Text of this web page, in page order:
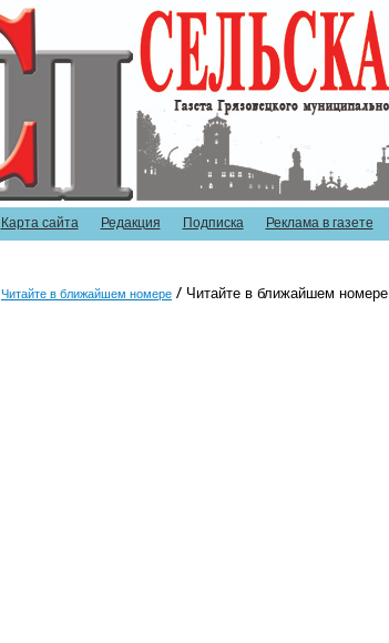
Карта сайта Редакция Подписка Реклама в газете
Читайте в ближайшем номере Читайте в ближайшем номере